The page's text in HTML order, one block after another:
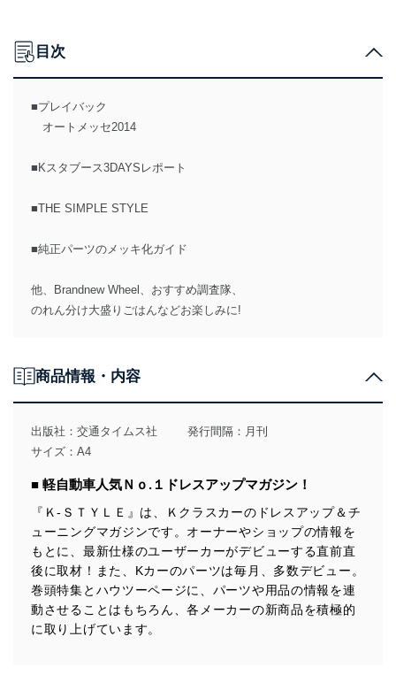
目次
■プレイバック
オートメッセ2014
■Kスタブース3DAYSレポート
■THE SIMPLE STYLE
■純正パーツのメッキ化ガイド
他、Brandnew Wheel、おすすめ調査隊、
のれん分け大盛りごはんなどお楽しみに!
商品情報・内容
出版社： 交通タイムス社
発行間隔：月刊
サイズ：A4
■ 軽自動車人気Ｎｏ.１ドレスアップマガジン！
『Ｋ-ＳＴＹＬＥ』は、Ｋクラスカーのドレスアップ＆チ
ューニングマガジンです。オーナーやショップの情報を
もとに、最新仕様のユーザーカーがデビューする直前直
後に取材！また、Kカーのパーツは毎月、多数デビュー。
巻頭特集とハウツーページに、パーツや用品の情報を連
動させることはもちろん、各メーカーの新商品を積極的
に取り上げています。